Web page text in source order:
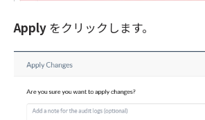
Apply をクリックします。